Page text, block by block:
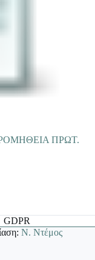
ΠΡΩΤ.
GDPR
Ν. Ντέμος